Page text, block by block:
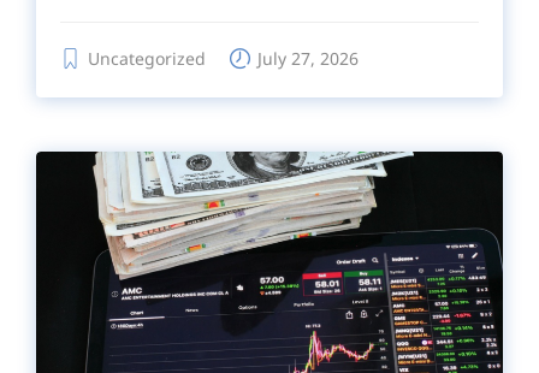
Uncategorized July 27, 2026